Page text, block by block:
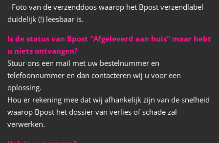
- Foto van de verzenddoos waarop het Bpost verzendlabel
duidelijk (!) leesbaar is.
Is de status van Bpost "Afgeleverd aan huis" maar hebt
u niets ontvangen?
Stuur ons een mail met uw bestelnummer en
telefoonnummer en dan contacteren wij u voor een
oplossing.
Hou er rekening mee dat wij afhankelijk zijn van de snelheid
waarop Bpost het dossier van verlies of schade zal
verwerken.